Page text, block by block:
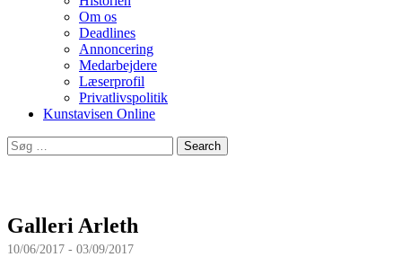
Om os
Deadlines
Annoncering
Medarbejdere
Læserprofil
Privatlivspolitik
Kunstavisen Online
Search
for:
Galleri Arleth
10/06/2017 - 03/09/2017